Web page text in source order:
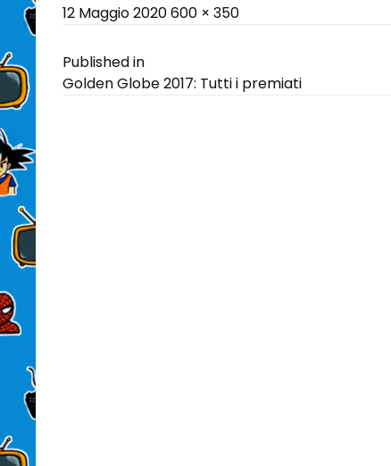
Posted
12 Maggio 2020Full
600 × 350
Navigazione
Published in
Golden Globe 2017: Tutti i premiati